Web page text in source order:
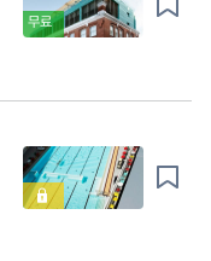
무료